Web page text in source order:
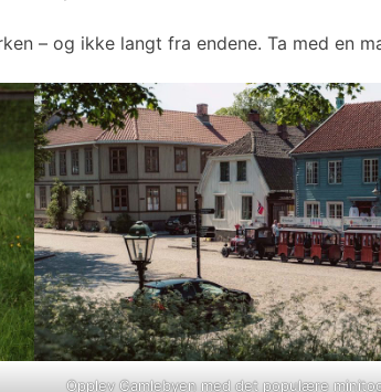
– og ikke langt fra endene. Ta med en
Opplev Gamlebyen med det populære